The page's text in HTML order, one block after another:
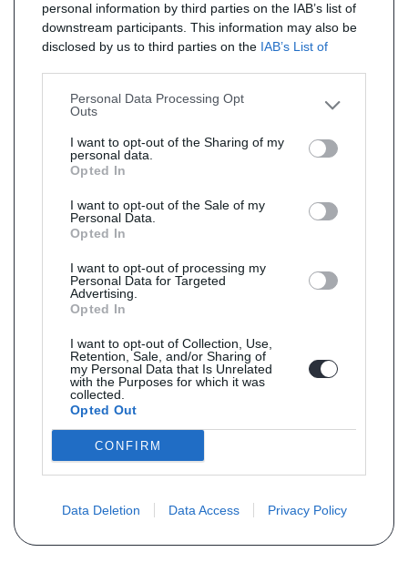
personal information by third parties on the IAB’s list of
downstream participants. This information may also be
disclosed by us to third parties on the IAB’s List of
Personal Data Processing Opt
Outs
I want to opt-out of the Sharing of my
personal data.
Opted In
I want to opt-out of the Sale of my
Personal Data.
Opted In
I want to opt-out of processing my
Personal Data for Targeted
Advertising.
Opted In
I want to opt-out of Collection, Use,
Retention, Sale, and/or Sharing of
my Personal Data that Is Unrelated
with the Purposes for which it was
collected.
Opted Out
CONFIRM
Data Deletion Data Access Privacy Policy